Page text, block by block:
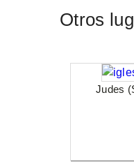
Otros
Judes